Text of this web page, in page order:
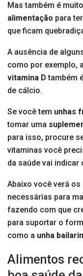
Mas também é
alimentação para
que ficam
A ausência de
como por exemplo,
vitamina D também
de cálcio.
Se você tem unhas
tomar uma
para isso, procure
vitaminas você
da saúde vai
Abaixo você verá os
necessárias para
fazendo com que
para suportar o
como a unha
Alimentos